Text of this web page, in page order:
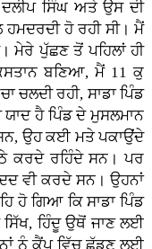
ਦਲੀਪ ਸਿੰਘ ਅਤੇ ਉਸ ਦੀ
ਹਮਦਰਦੀ ਹੋ ਰਹੀ ਸੀ। ਮੈਂ
ਮੇਰੇ ਪੁੱਛਣ ਤੋਂ ਪਹਿਲਾਂ ਹੀ
ਬਣਿਆ, ਮੈਂ 11 ਕੁ
ਚਲਦੀ ਰਹੀ, ਸਾਡਾ ਪਿੰਡ
ਯਾਦ ਹੈ ਪਿੰਡ ਦੇ ਮੁਸਲਮਾਨ
ਉਹ ਕਈ ਮਤੇ ਪਕਾਉਂਦੇ
ਕਰਦੇ ਰਹਿੰਦੇ ਸਨ। ਪਰ
ਵੀ ਕਰਦੇ ਸਨ। ਉਹਨਾਂ
ਹੋ ਗਿਆ ਕਿ ਸਾਡਾ ਪਿੰਡ
ਸਿੱਖ, ਹਿੰਦੂ ਉਥੋਂ ਜਾਣ ਲਈ
ਨੂੰ ਕੈਂਪ ਵਿੱਚ ਛੱਡਣ ਲਈ